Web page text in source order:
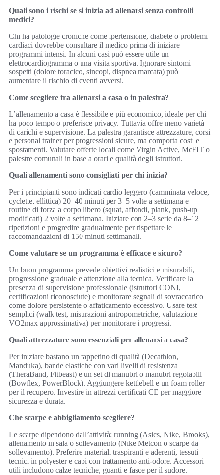
Quali sono i rischi se si inizia ad allenarsi senza controlli
medici?
Chi ha patologie croniche come ipertensione, diabete o problemi
cardiaci dovrebbe consultare il medico prima di iniziare
programmi intensi. In alcuni casi può essere utile un
elettrocardiogramma o una visita sportiva. Ignorare sintomi
sospetti (dolore toracico, sincopi, dispnea marcata) può
aumentare il rischio di eventi avversi.
Come scegliere tra allenarsi a casa o in palestra?
L’allenamento a casa è flessibile e più economico, ideale per chi
ha poco tempo o preferisce privacy. Tuttavia offre meno varietà
di carichi e supervisione. La palestra garantisce attrezzature, corsi
e personal trainer per progressioni sicure, ma comporta costi e
spostamenti. Valutare offerte locali come Virgin Active, McFIT o
palestre comunali in base a orari e qualità degli istruttori.
Quali allenamenti sono consigliati per chi inizia?
Per i principianti sono indicati cardio leggero (camminata veloce,
cyclette, ellittica) 20–40 minuti per 3–5 volte a settimana e
routine di forza a corpo libero (squat, affondi, plank, push‑up
modificati) 2 volte a settimana. Iniziare con 2–3 serie da 8–12
ripetizioni e progredire gradualmente per rispettare le
raccomandazioni di 150 minuti settimanali.
Come valutare se un programma è efficace e sicuro?
Un buon programma prevede obiettivi realistici e misurabili,
progressione graduale e attenzione alla tecnica. Verificare la
presenza di supervisione professionale (istruttori CONI,
certificazioni riconosciute) e monitorare segnali di sovraccarico
come dolore persistente o affaticamento eccessivo. Usare test
semplici (walk test, misurazioni antropometriche, valutazione
VO2max approssimativa) per monitorare i progressi.
Quali attrezzature sono essenziali per allenarsi a casa?
Per iniziare bastano un tappetino di qualità (Decathlon,
Manduka), bande elastiche con vari livelli di resistenza
(TheraBand, Fitbeast) e un set di manubri o manubri regolabili
(Bowflex, PowerBlock). Aggiungere kettlebell e un foam roller
per il recupero. Investire in attrezzi certificati CE per maggiore
sicurezza e durata.
Che scarpe e abbigliamento scegliere?
Le scarpe dipendono dall’attività: running (Asics, Nike, Brooks),
allenamento in sala o sollevamento (Nike Metcon o scarpe da
sollevamento). Preferire materiali traspiranti e aderenti, tessuti
tecnici in polyester e capi con trattamento anti‑odore. Accessori
utili includono calze tecniche, guanti e fasce per il sudore.